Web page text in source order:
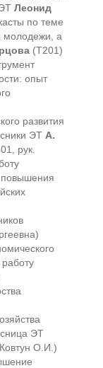
Леонид
по теме
молодежи, а
(Т201)
опыт
развития
ЭТ А.
рук.
ЭТ
О.И.)